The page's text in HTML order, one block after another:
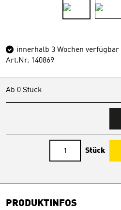
innerhalb 3 Wochen verfügbar
Art.Nr. 140869
Ab 0 Stück
Stück
PRODUKTINFOS